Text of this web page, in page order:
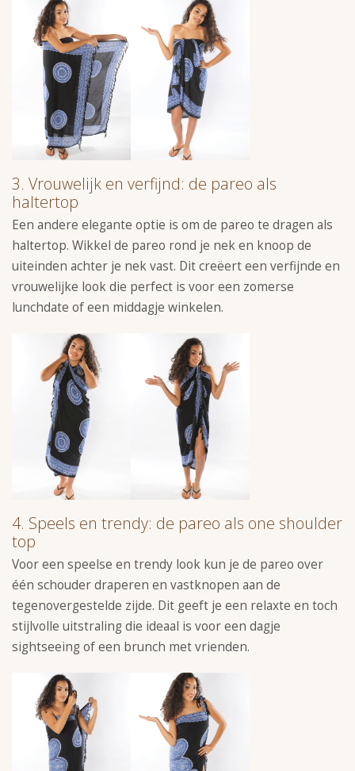
3. Vrouwelijk en verfijnd: de pareo als
haltertop
Een andere elegante optie is om de pareo te dragen als
haltertop. Wikkel de pareo rond je nek en knoop de
uiteinden achter je nek vast. Dit creëert een verfijnde en
vrouwelijke look die perfect is voor een zomerse
lunchdate of een middagje winkelen.
4. Speels en trendy: de pareo als one shoulder
top
Voor een speelse en trendy look kun je de pareo over
één schouder draperen en vastknopen aan de
tegenovergestelde zijde. Dit geeft je een relaxte en toch
stijlvolle uitstraling die ideaal is voor een dagje
sightseeing of een brunch met vrienden.